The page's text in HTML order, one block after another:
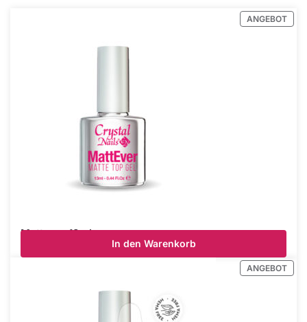
ANGEBOT
Mattever 13ml
In den Warenkorb
ANGEBOT